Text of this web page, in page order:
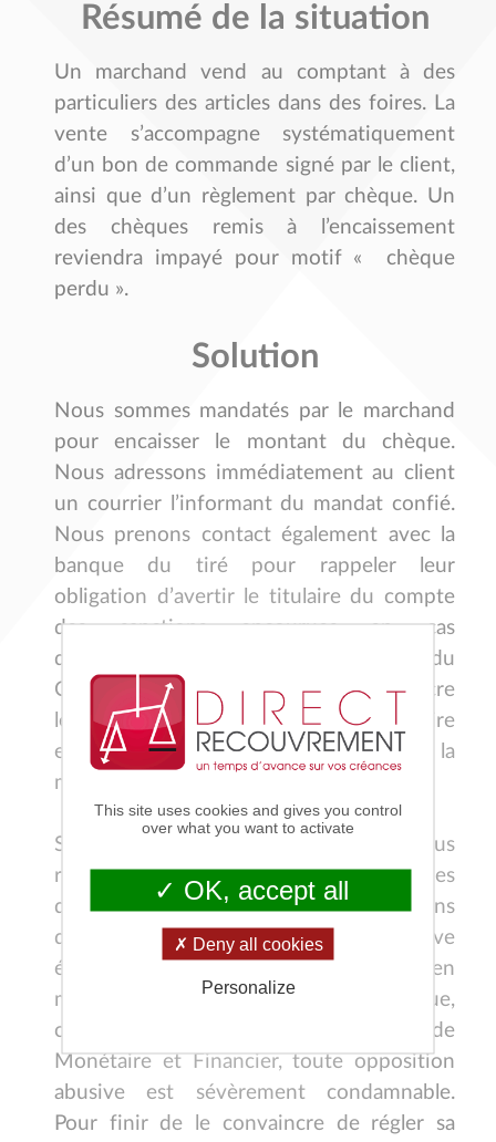
Résumé de la situation
Un marchand vend au comptant à des
particuliers des articles dans des foires. La
vente s’accompagne systématiquement
d’un bon de commande signé par le client,
ainsi que d’un règlement par chèque. Un
des chèques remis à l’encaissement
reviendra impayé pour motif « chèque
perdu ».
Solution
Nous sommes mandatés par le marchand
pour encaisser le montant du chèque.
Nous adressons immédiatement au client
un courrier l’informant du mandat confié.
Nous prenons contact également avec la
banque du tiré pour rappeler leur
obligation d’avertir le titulaire du compte
des sanctions encourues en cas
d’opposition abusive (art. L 131-35 du
CMF). Nous en profitons pour convaincre
le banquier d’appeler le débiteur et lui faire
entendre raison en procédant à la
mainlevée de l’opposition.
Sans retour après une semaine, nous
récupérons les coordonnées téléphoniques
du client et l’appelons. Nous l’informons
que l’opposition formulée est abusive
étant donné que le chèque a été remis en
main propre au marchand et que,
conformément à l’art. L 163-2 du code
Monétaire et Financier, toute opposition
abusive est sévèrement condamnable.
Pour finir de le convaincre de régler sa
This site uses cookies and gives you control
over what you want to activate
OK, accept all
Deny all cookies
Personalize